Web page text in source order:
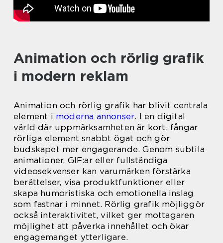
Animation och rörlig grafik
i modern reklam
Animation och rörlig grafik har blivit centrala
element i moderna annonser. I en digital
värld där uppmärksamheten är kort, fångar
rörliga element snabbt ögat och gör
budskapet mer engagerande. Genom subtila
animationer, GIF:ar eller fullständiga
videosekvenser kan varumärken förstärka
berättelser, visa produktfunktioner eller
skapa humoristiska och emotionella inslag
som fastnar i minnet. Rörlig grafik möjliggör
också interaktivitet, vilket ger mottagaren
möjlighet att påverka innehållet och ökar
engagemanget ytterligare.